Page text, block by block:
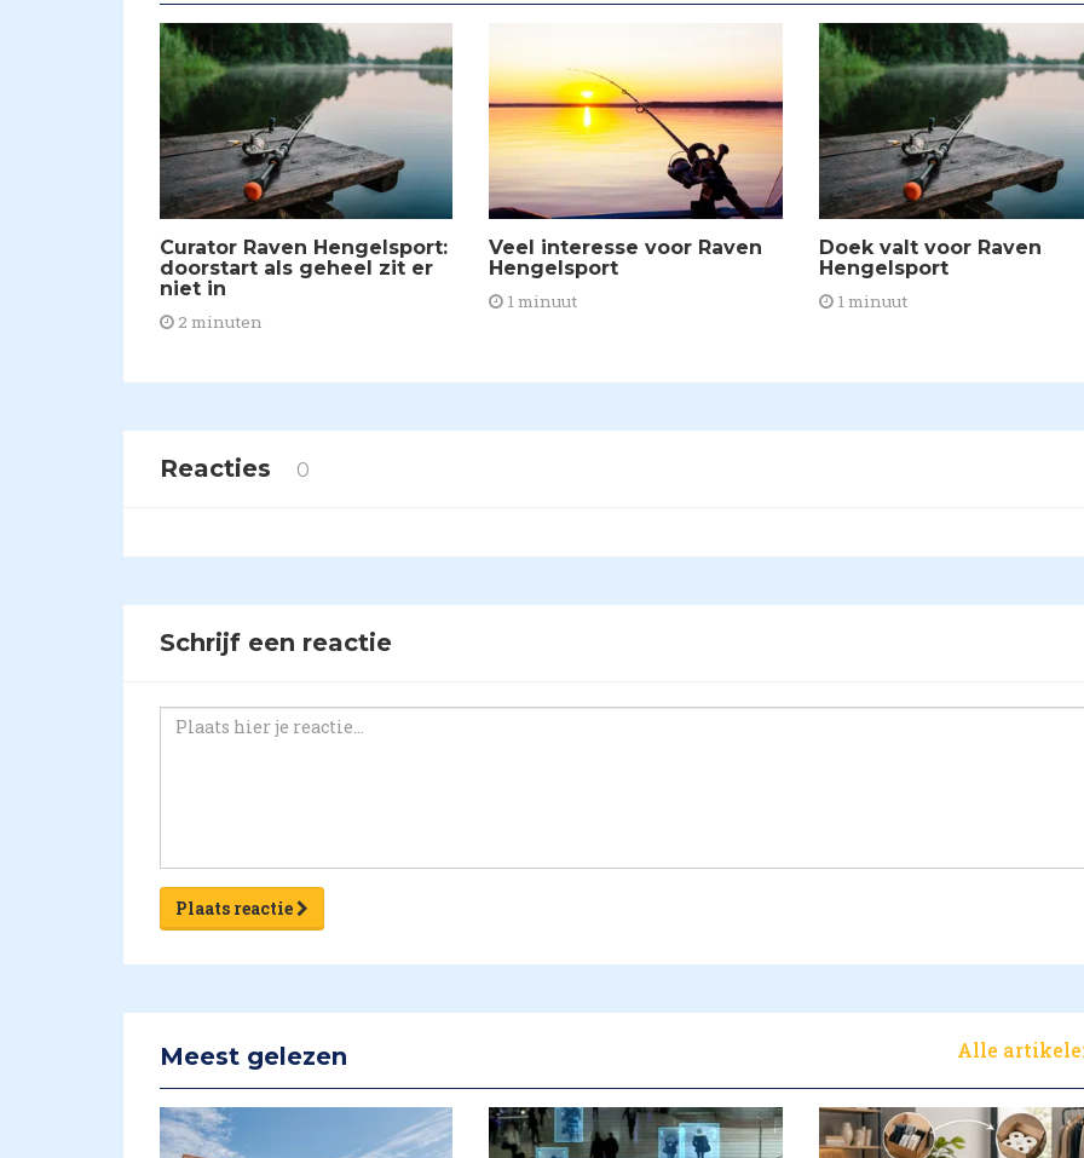
Curator Raven Hengelsport:
doorstart als geheel zit er
niet in
2 minuten
Veel interesse voor Raven
Hengelsport
1 minuut
Doek valt voor Raven
Hengelsport
1 minuut
Reacties 0
Schrijf een reactie
Plaats reactie
Meest gelezen Alle